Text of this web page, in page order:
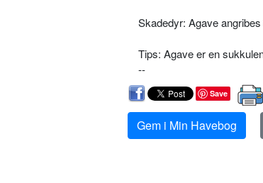
Skadedyr: Agave
Tips: Agave er en
--
Save
Gem i Min Havebog